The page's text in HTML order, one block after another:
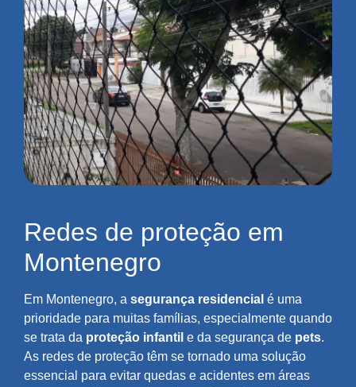
Redes de proteção em
Montenegro
Em Montenegro, a segurança residencial é uma
prioridade para muitas famílias, especialmente quando
se trata da proteção infantil e da segurança de pets.
As redes de proteção têm se tornado uma solução
essencial para evitar quedas e acidentes em áreas